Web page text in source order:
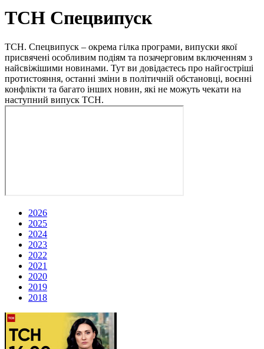
ТСН Спецвипуск
ТСН. Спецвипуск – окрема гілка програми, випуски якої
присвячені особливим подіям та позачерговим включенням з
найсвіжішими новинами. Тут ви довідаєтесь про найгостріші
протистояння, останні зміни в політичній обстановці, воєнні
конфлікти та багато інших новин, які не можуть чекати на
наступний випуск ТСН.
2026
2025
2024
2023
2022
2021
2020
2019
2018